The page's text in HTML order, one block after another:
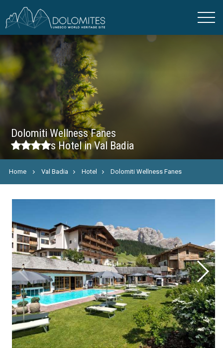
Dolomiti Wellness Fanes
sHotel in Val Badia
Home Val Badia Hotel Dolomiti Wellness Fanes